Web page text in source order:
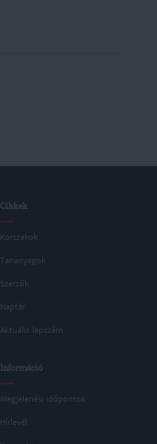
Cikkek
Korszakok
Tananyagok
Szerzők
Naptár
Aktuális lapszám
Információ
Megjelenési időpontok
Hírlevél